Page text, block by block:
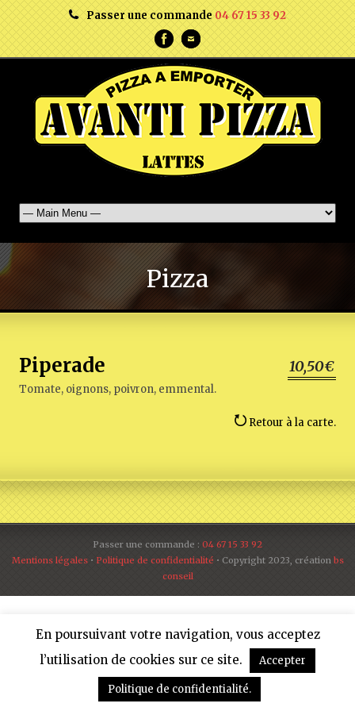
Passer une commande04 67 15 33 92
Pizza
Piperade 10,50€
Tomate, oignons, poivron, emmental.
Retour à la carte.
Passer une commande : 04 67 15 33 92
Mentions légales• Politique de confidentialité • Copyright 2023, création bs
conseil
En poursuivant votre navigation, vous acceptez
l’utilisation de cookies sur ce site.
Accepter
Politique de confidentialité.